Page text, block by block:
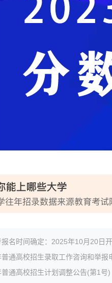
名时间确定：2025年10月20日
通高校招生录取工作咨询和举报
通高校招生计划调整公告(第1号)